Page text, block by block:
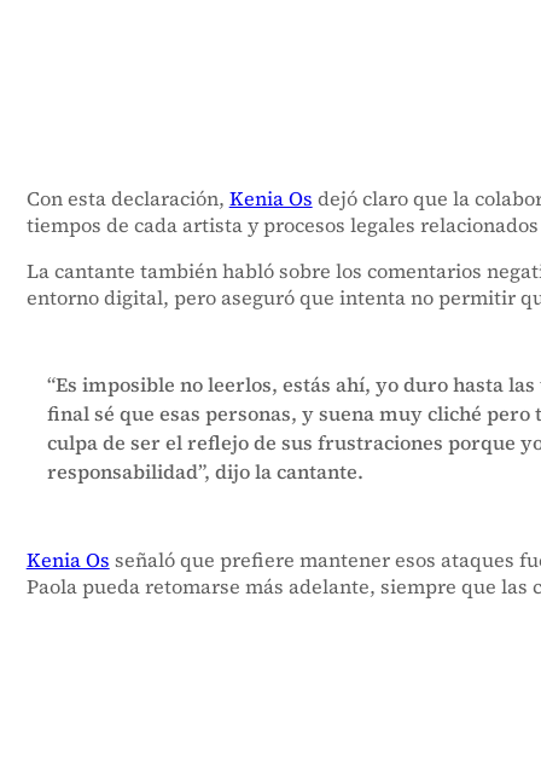
Con esta declaración, Kenia Os dejó claro que la
tiempos de cada artista y procesos legales
La cantante también habló sobre los comentarios
entorno digital, pero aseguró que intenta no permitir
“Es imposible no leerlos, estás ahí, yo duro hasta
final sé que esas personas, y suena muy cliché
culpa de ser el reflejo de sus frustraciones porque
responsabilidad”, dijo la cantante.
Kenia Os señaló que prefiere mantener esos ataques
Paola pueda retomarse más adelante, siempre que las